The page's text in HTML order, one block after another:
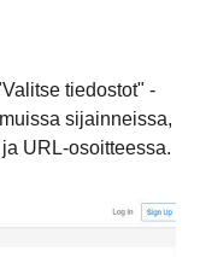
tiedostot" -
sijainneissa,
URL-osoitteessa.